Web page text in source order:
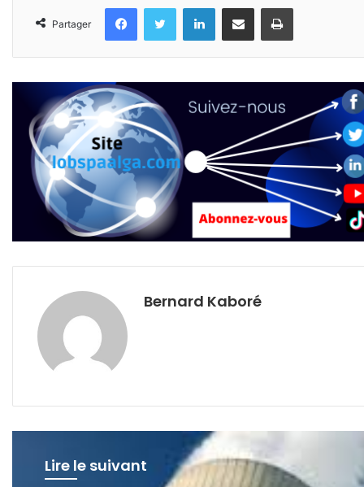
Partager
FacebookTwitter LinkedinPartager par email Imprimer
Bernard Kaboré
Lire le suivant